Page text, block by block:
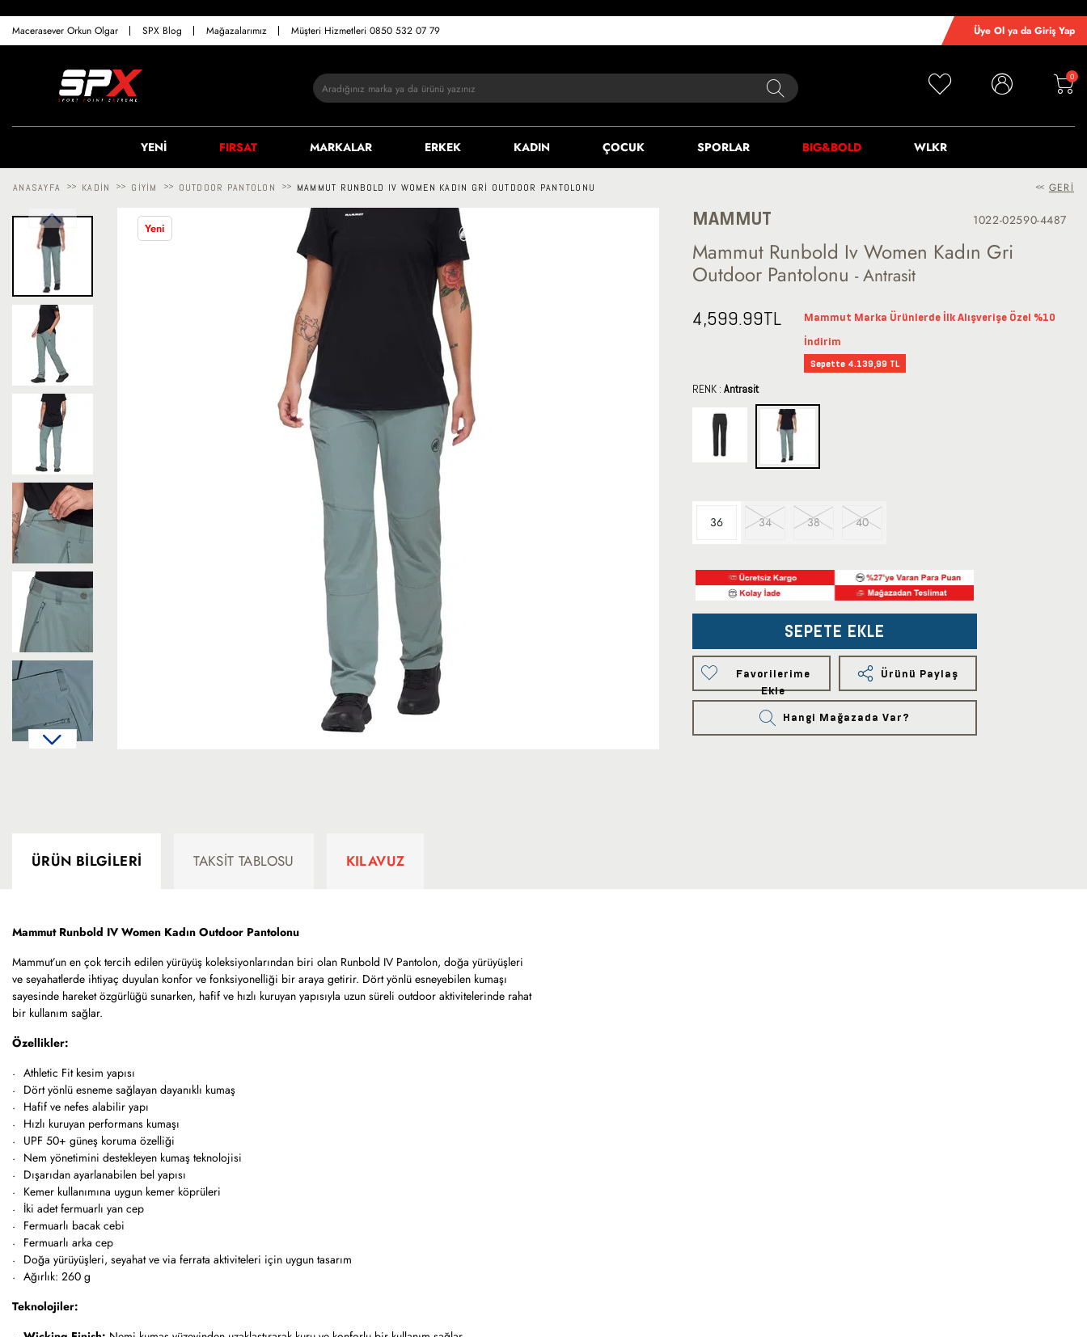
Macerasever Orkun Olgar SPX Blog Mağazalarımız Müşteri Hizmetleri 0850 532 07 79 Üye Ol ya da Giriş Yap
0
YENİ FIRSAT MARKALAR ERKEK KADIN ÇOCUK SPORLAR BIG&BOLD WLKR
ANASAYFA >> KADIN >> GIYIM >> OUTDOOR PANTOLON >> MAMMUT RUNBOLD IV WOMEN KADIN GRI OUTDOOR PANTOLONU << GERI
Yeni MAMMUT 1022-02590-4487
Mammut Runbold Iv Women Kadın Gri
Outdoor Pantolonu - Antrasit
4,599.99TL
Mammut Marka Ürünlerde İlk Alışverişe Özel %10
İndirim
Sepette 4.139,99 TL
RENK : Antrasit
36 34 38 40
SEPETE EKLE
Favorilerime
Ekle
Ürünü Paylaş
Hangi Mağazada Var?
ÜRÜN BILGILERI TAKSIT TABLOSU KILAVUZ
Mammut Runbold IV Women Kadın Outdoor Pantolonu
Mammut’un en çok tercih edilen yürüyüş koleksiyonlarından biri olan Runbold IV Pantolon, doğa yürüyüşleri
ve seyahatlerde ihtiyaç duyulan konfor ve fonksiyonelliği bir araya getirir. Dört yönlü esneyebilen kumaşı
sayesinde hareket özgürlüğü sunarken, hafif ve hızlı kuruyan yapısıyla uzun süreli outdoor aktivitelerinde rahat
bir kullanım sağlar.
Özellikler:
Athletic Fit kesim yapısı
Dört yönlü esneme sağlayan dayanıklı kumaş
Hafif ve nefes alabilir yapı
Hızlı kuruyan performans kumaşı
UPF 50+ güneş koruma özelliği
Nem yönetimini destekleyen kumaş teknolojisi
Dışarıdan ayarlanabilen bel yapısı
Kemer kullanımına uygun kemer köprüleri
İki adet fermuarlı yan cep
Fermuarlı bacak cebi
Fermuarlı arka cep
Doğa yürüyüşleri, seyahat ve via ferrata aktiviteleri için uygun tasarım
Ağırlık: 260 g
Teknolojiler: